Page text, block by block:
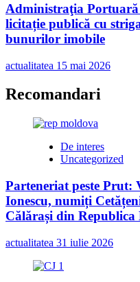
Administraţia Portuară
licitație publică cu
bunurilor imobile
actualitatea 15 mai 2026
Recomandari
De interes
Uncategorized
Parteneriat peste Prut:
Ionescu, numiți
Călărași din Republica
actualitatea 31 iulie 2026